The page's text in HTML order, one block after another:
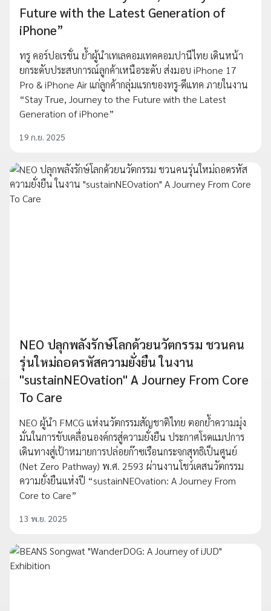
Future with the Latest Generation of
iPhone”
ทรู คอร์ปอเรชั่น ย้ำผู้นำเทเลคอมเทคคอมปานีไทย เดินหน้า
ยกระดับประสบการณ์ลูกค้าเหนือระดับ ส่งมอบ iPhone 17
Pro & iPhone Air แก่ลูกค้ากลุ่มแรกของทรู-ดีแทค ภายในงาน
“Stay True, Journey to the Future with the Latest
Generation of iPhone”
19 ก.ย. 2025
NEO ปลุกพลังรักษ์โลกด้วยนวัตกรรม ชวนคน
รุ่นใหม่ถอดรหัสความยั่งยืน ในงาน
"sustainNEOvation" A Journey From Core
To Care
NEO ผู้นำ FMCG แห่งนวัตกรรมสัญชาติไทย ตอกย้ำความมุ่ง
มั่นในการขับเคลื่อนองค์กรสู่ความยั่งยืน ประกาศโรดแมปการ
เดินทางสู่เป้าหมายการปล่อยก๊าซเรือนกระจกสุทธิเป็นศูนย์
(Net Zero Pathway) พ.ศ. 2593 ผ่านงานโชว์เคสนวัตกรรม
ความยั่งยืนแห่งปี “sustainNEOvation: A Journey From
Core to Care”
13 พ.ย. 2025